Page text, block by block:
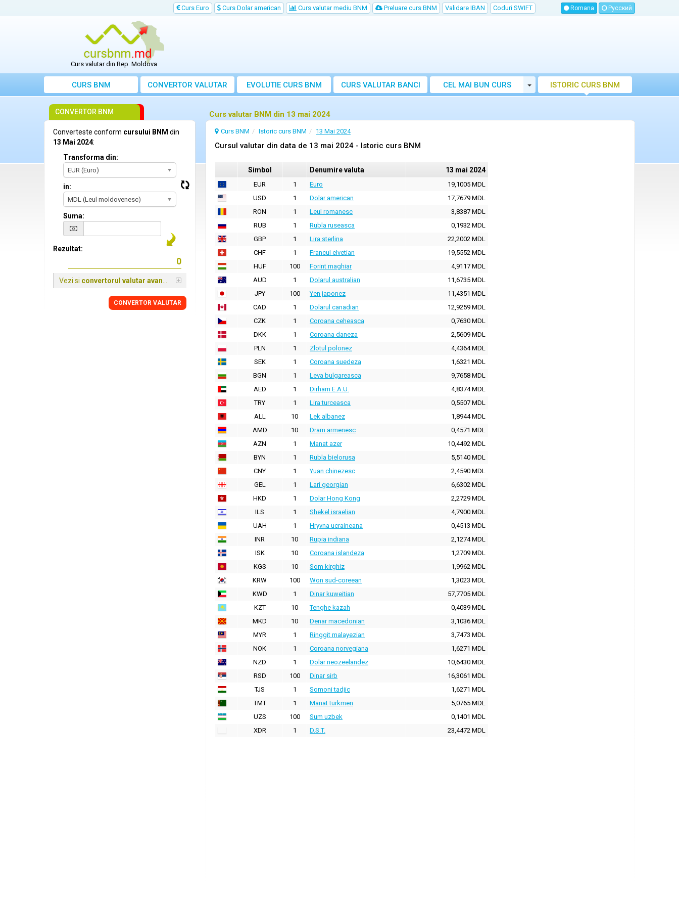
Curs Euro Curs Dolar american Curs valutar mediu BNM Preluare curs BNM Validare IBAN Coduri SWIFT Romana Русский
Curs valutar din Rep. Moldova
CURS BNM CONVERTOR VALUTAR EVOLUTIE CURS BNM CURS VALUTAR BANCI
CEL MAI BUN CURS
VALUTAR MOLDOVA
Toggle Dropdown
ISTORIC CURS BNM
Curs valutar BNM din 13 mai 2024
Curs BNM Istoric curs BNM 13 Mai 2024
Cursul valutar din data de 13 mai 2024 - Istoric curs BNM
Simbol Denumire valuta 13 mai 2024
EUR 1 Euro
19,1005 MDL
USD
1 Dolar american
17,7679 MDL
RON
1 Leul romanesc
3,8387 MDL
RUB
1 Rubla ruseasca
0,1932 MDL
GBP
1 Lira sterlina
22,2002 MDL
CHF
1 Francul elvetian
19,5552 MDL
HUF
100 Forint maghiar
4,9117 MDL
AUD
1 Dolarul australian
11,6735 MDL
JPY
100 Yen japonez
11,4351 MDL
CAD
1 Dolarul canadian
12,9259 MDL
CZK
1 Coroana ceheasca
0,7630 MDL
DKK
1 Coroana daneza
2,5609 MDL
PLN
1 Zlotul polonez
4,4364 MDL
SEK
1 Coroana suedeza
1,6321 MDL
BGN
1 Leva bulgareasca
9,7658 MDL
AED
1 Dirham E.A.U.
4,8374 MDL
TRY
1 Lira turceasca
0,5507 MDL
ALL
10 Lek albanez
1,8944 MDL
AMD
10 Dram armenesc
0,4571 MDL
AZN
1 Manat azer
10,4492 MDL
BYN
1 Rubla bielorusa
5,5140 MDL
CNY
1 Yuan chinezesc
2,4590 MDL
GEL
1 Lari georgian
6,6302 MDL
HKD
1 Dolar Hong Kong
2,2729 MDL
ILS
1 Shekel israelian
4,7900 MDL
UAH
1 Hryvna ucraineana
0,4513 MDL
INR
10 Rupia indiana
2,1274 MDL
ISK
10 Coroana islandeza
1,2709 MDL
KGS
10 Som kirghiz
1,9962 MDL
KRW
100 Won sud-coreean
1,3023 MDL
KWD
1 Dinar kuweitian
57,7705 MDL
KZT
10 Tenghe kazah
0,4039 MDL
MKD
10 Denar macedonian
3,1036 MDL
MYR
1 Ringgit malayezian
3,7473 MDL
NOK
1 Coroana norvegiana
1,6271 MDL
NZD
1 Dolar neozeelandez
10,6430 MDL
RSD
100 Dinar sirb
16,3061 MDL
TJS
1 Somoni tadjic
1,6271 MDL
TMT
1 Manat turkmen
5,0765 MDL
UZS
100 Sum uzbek
0,1401 MDL
XDR
1 D.S.T. 23,4472 MDL
CONVERTOR BNM
Converteste conform cursului BNM din
13 Mai 2024:
Transforma din:
EUR (Euro)
in:
MDL (Leul moldovenesc)
Suma:
Rezultat:
Vezi si convertorul valutar avansat
CONVERTOR VALUTAR